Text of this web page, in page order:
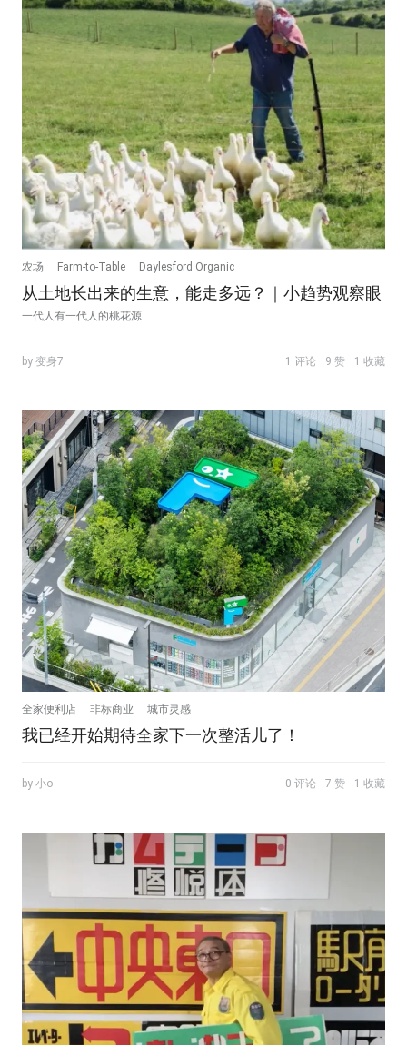
农场 Farm-to-Table Daylesford Organic
从土地长出来的生意，能走多远？｜小趋势观察眼
一代人有一代人的桃花源
by 变身7 1 评论 9 赞 1 收藏
全家便利店 非标商业 城市灵感
我已经开始期待全家下一次整活儿了！
by 小o 0 评论 7 赞 1 收藏